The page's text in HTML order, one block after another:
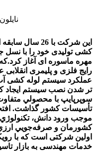
مهره ماسوره ای آغاز
رایج فلزی و پلیمری
عملكرد سيستم لوله کشی
تر شدن نصب سيستم ايجاد
سوپرپايپ با محصولي
تأسيسات كشور گذاشت.
موجب ورود دانش،
كشورمان و صرفه‌جويي
اولین شرکتی است که با
خدمات مهندسی به بازار